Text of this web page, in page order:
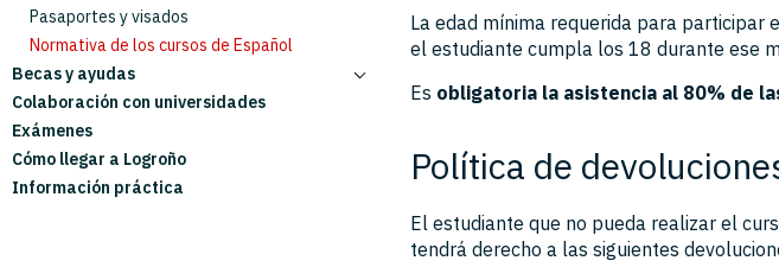
Cursos personalizados
Pasaportes y visados
Normativa de los cursos de Español
Becas y ayudas
Ayudas Campus Valle de la Lengua
Becas Edital Brasil
Colaboración con universidades
Exámenes
Cómo llegar a Logroño
Información práctica
La edad mínima requerida para participar
el estudiante cumpla los 18 durante ese
Es obligatoria la asistencia al 80% de
Política de
El estudiante que no pueda realizar el
tendrá derecho a las siguientes